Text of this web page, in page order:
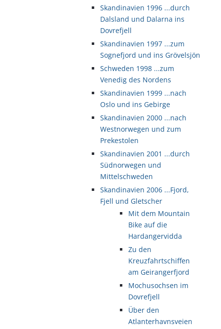
Skandinavien 1996 ...durch
Dalsland und Dalarna ins
Dovrefjell
Skandinavien 1997 ...zum
Sognefjord und ins Grövelsjön
Schweden 1998 ...zum
Venedig des Nordens
Skandinavien 1999 ...nach
Oslo und ins Gebirge
Skandinavien 2000 ...nach
Westnorwegen und zum
Prekestolen
Skandinavien 2001 ...durch
Südnorwegen und
Mittelschweden
Skandinavien 2006 ...Fjord,
Fjell und Gletscher
Mit dem Mountain
Bike auf die
Hardangervidda
Zu den
Kreuzfahrtschiffen
am Geirangerfjord
Mochusochsen im
Dovrefjell
Über den
Atlanterhavnsveien